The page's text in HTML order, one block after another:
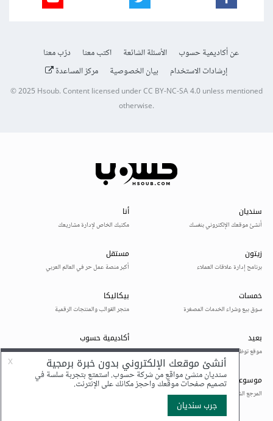
عن أكاديمية حسوب الأسئلة الشائعة اكتب معنا
درّب معنا
إرشادات الاستخدام
بيان الخصوصية مركز المساعدة
© 2025Hsoub.Content licensed underCC BY-NC-SA 4.0unless mentioned
otherwise.